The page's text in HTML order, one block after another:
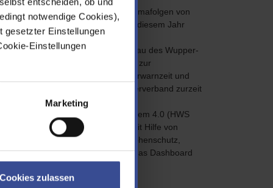
notwendige Cookies),
gesetzter Einstellungen
Einstellungen
Marketing
Cookies zulassen
zur Anpassung an die Klimafolgen von
Talsperrensteuerung, die in diesem Jahr
21 neue Sensoren. Mit dem Bau des Wupper-
die sowohl Daten zur
Leichlingen verbessert die Vorwarnzeit und
Insgesamt verfügt der Wupperverband zurzeit
Bergische Hochwassermeldesystem 4.0 (HWS
und entwickeln ein System, das mit Hilfe von
können Kommunen, Katastrophenschutz,
ergreifen. Der Prototyp für das Dashboard